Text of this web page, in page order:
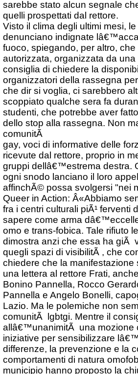
sarebbe stato alcun segnale
quelli prospettati dal rettore.
Visto il clima degli ultimi mesi,
denunciano indignate
fuoco, spiegando, per altro,
autorizzata, organizzata da
consiglia di chiedere la
organizzatori della rassegna
che dir si voglia, ci sarebbero
scoppiato qualche sera fa
studenti, che potrebbe aver
dello stop alla rassegna. Non
comunitÃ
gay, voci di informative delle
ricevute dal rettore, proprio in
gruppi dellâ€™estrema destra.
ogni snodo lanciano il loro
affinchÃ© possa svolgersi "nei
Queer in Action: Â«Abbiamo
fra i centri culturali piÃ¹ ferventi
sapere come arma
omo e trans-fobica. Tale rifiuto
dimostra anzi che essa ha giÃ
quegli spazi di visibilitÃ , che
chiedere che la
una lettera al rettore Frati,
Bonino Pannella, Rocco
Pannella e Angelo Bonelli,
Lazio. Ma le polemiche non
comunitÃ lgbtgi. Mentre il
allâ€™unanimitÃ una mozione
iniziative per sensibilizzare
differenze, la prevenzione e la
comportamenti di natura
municipio hanno proposto la